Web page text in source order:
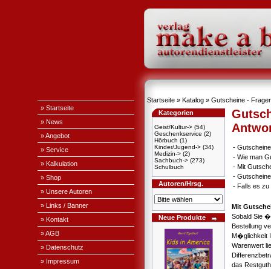
» Startseite
» News
» Angebot
» Service
» Kalkulation
» Shop
» Unsere Autoren
» Links / Banner
» Kontakt
» AGB
» Datenschutz
» Impressum
Startseite » Katalog » Gutscheine -
Kategorien
Geist/Kultur-> (54)
Geschenkservice (2)
Hörbuch (1)
Kinder/Jugend-> (34)
Medizin-> (2)
Sachbuch-> (273)
Schulbuch
Autoren/Hrsg.
Neue Produkte
-
- Wie man
- Mit
-
- Falls es zu
Mit
Sobald Sie
Bestellung
M�glichkeit
Warenwert
das